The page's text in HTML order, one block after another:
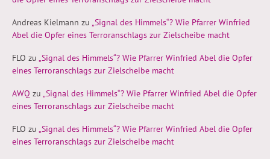
Andreas Kielmann zu „Signal des Himmels“? Wie Pfarrer Winfried
Abel die Opfer eines Terroranschlags zur Zielscheibe macht
FLO zu „Signal des Himmels“? Wie Pfarrer Winfried Abel die Opfer
eines Terroranschlags zur Zielscheibe macht
AWQ zu „Signal des Himmels“? Wie Pfarrer Winfried Abel die Opfer
eines Terroranschlags zur Zielscheibe macht
FLO zu „Signal des Himmels“? Wie Pfarrer Winfried Abel die Opfer
eines Terroranschlags zur Zielscheibe macht